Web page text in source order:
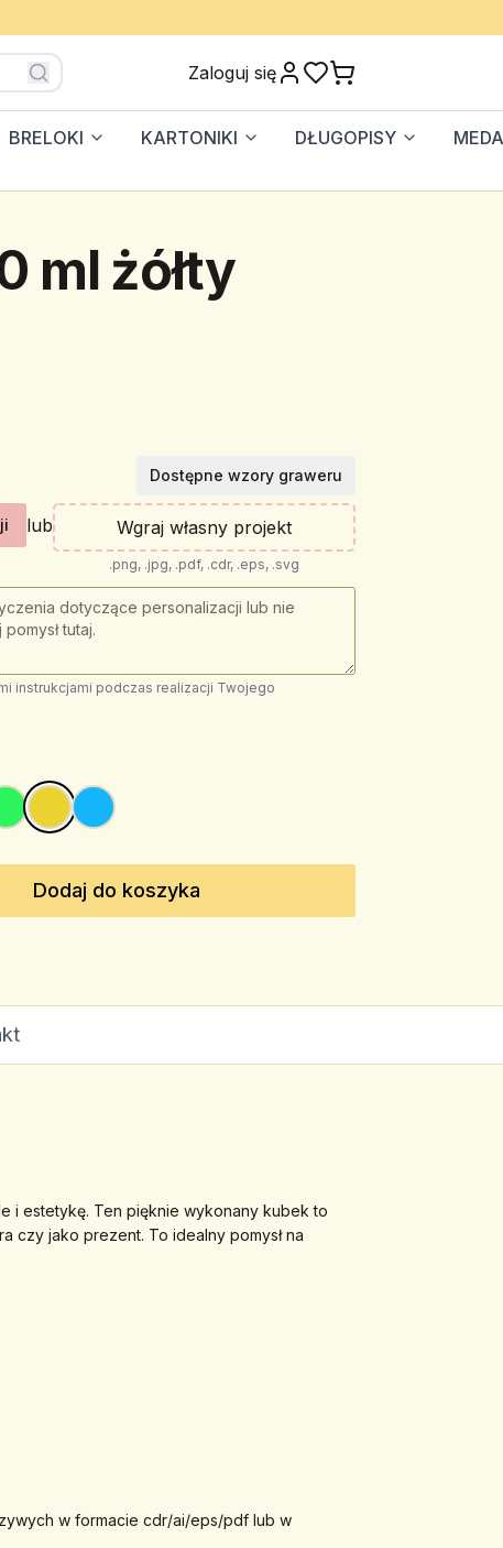
Zaloguj się
BRELOKI KARTONIKI DŁUGOPISY
ml żółty
Dostępne wzory graweru
lub Wgraj własny projekt
.png, .jpg, .pdf, .cdr, .eps, .svg
instrukcjami podczas realizacji Twojego
Dodaj do koszyka
i estetykę. Ten pięknie wykonany kubek to
czy jako prezent. To idealny pomysł na
w formacie cdr/ai/eps/pdf lub w